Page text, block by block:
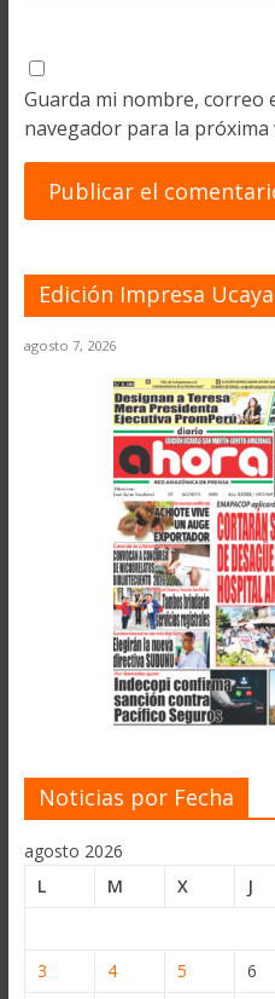
Guarda mi nombre, correo
navegador para la próxima
Edición Impresa
agosto 7, 2026
Noticias por Fecha
agosto 2026
L
M X J
3
4 5 6